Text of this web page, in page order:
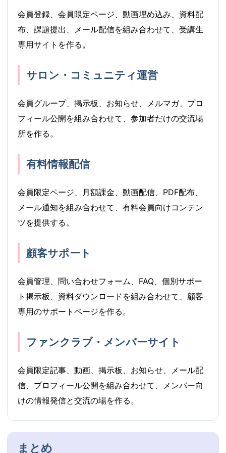
会員登録、会員限定ページ、動画埋め込み、資料配
布、課題提出、メール配信を組み合わせて、受講生
専用サイトを作る。
サロン・コミュニティ運営
会員グループ、掲示板、お知らせ、メルマガ、プロ
フィール公開を組み合わせて、参加者だけの交流場
所を作る。
有料情報配信
会員限定ページ、月額課金、動画配信、PDF配布、
メール通知を組み合わせて、有料会員向けコンテン
ツを提供する。
顧客サポート
会員管理、問い合わせフォーム、FAQ、個別サポー
ト掲示板、資料ダウンロードを組み合わせて、顧客
専用のサポートページを作る。
ファンクラブ・メンバーサイト
会員限定記事、動画、掲示板、お知らせ、メール配
信、プロフィール公開を組み合わせて、メンバー向
けの情報発信と交流の場を作る。
まとめ